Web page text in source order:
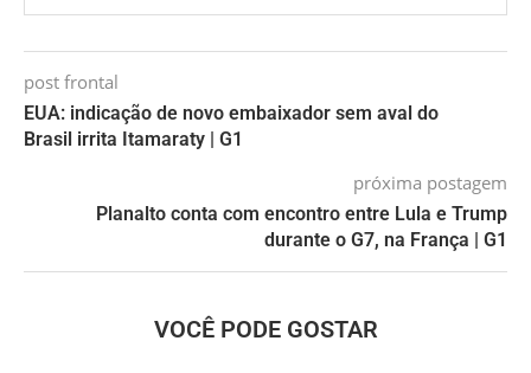
post frontal
EUA: indicação de novo embaixador sem aval do
Brasil irrita Itamaraty | G1
próxima postagem
Planalto conta com encontro entre Lula e Trump
durante o G7, na França | G1
VOCÊ PODE GOSTAR